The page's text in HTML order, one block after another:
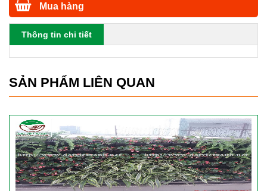
Mua hàng
Thông tin chi tiết
SẢN PHẨM LIÊN QUAN